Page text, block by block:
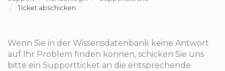
Ticket abschicken
Wenn Sie in der Wissensdatenbank keine Antwort
auf Ihr Problem finden können, schicken Sie uns
bitte ein Supportticket an die entsprechende